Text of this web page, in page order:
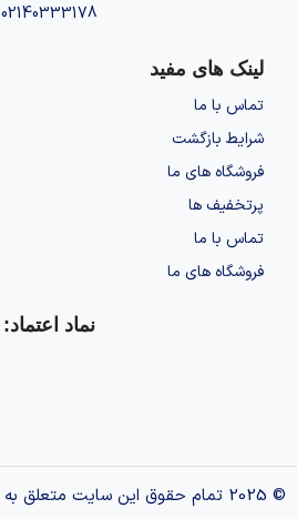
02140333178
لینک های مفید
تماس با ما
شرایط بازگشت
فروشگاه های ما
پرتخفیف ها
تماس با ما
فروشگاه های ما
نماد اعتماد:
© 2025 تمام حقوق این سایت متعلق به کالا ری است.